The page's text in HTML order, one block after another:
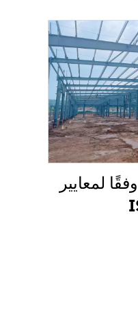
لمعايير